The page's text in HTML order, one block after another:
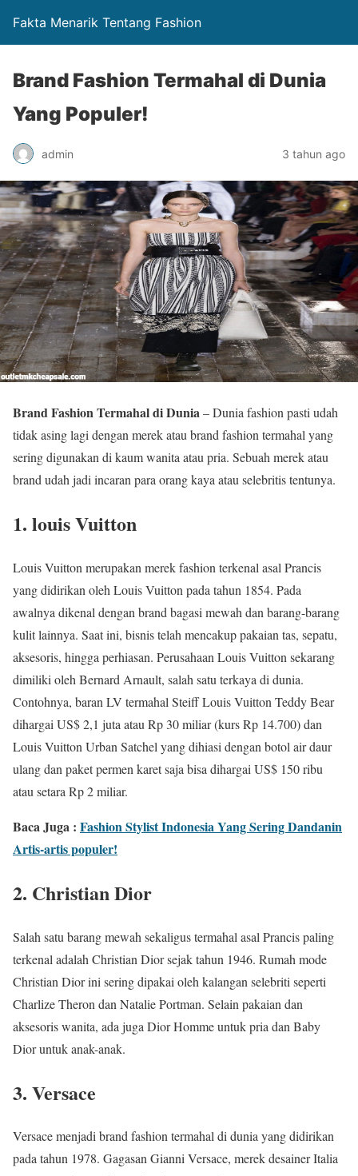
Fakta Menarik Tentang Fashion
Brand Fashion Termahal di Dunia
Yang Populer!
admin 3 tahun ago
Brand Fashion Termahal di Dunia– Dunia fashion pasti udah
tidak asing lagi dengan merek atau brand fashion termahal yang
sering digunakan di kaum wanita atau pria. Sebuah merek atau
brand udah jadi incaran para orang kaya atau selebritis tentunya.
1. louis Vuitton
Louis Vuitton merupakan merek fashion terkenal asal Prancis
yang didirikan oleh Louis Vuitton pada tahun 1854. Pada
awalnya dikenal dengan brand bagasi mewah dan barang-barang
kulit lainnya. Saat ini, bisnis telah mencakup pakaian tas, sepatu,
aksesoris, hingga perhiasan. Perusahaan Louis Vuitton sekarang
dimiliki oleh Bernard Arnault, salah satu terkaya di dunia.
Contohnya, baran LV termahal Steiff Louis Vuitton Teddy Bear
dihargai US$ 2,1 juta atau Rp 30 miliar (kurs Rp 14.700) dan
Louis Vuitton Urban Satchel yang dihiasi dengan botol air daur
ulang dan paket permen karet saja bisa dihargai US$ 150 ribu
atau setara Rp 2 miliar.
Baca Juga : Fashion Stylist Indonesia Yang Sering Dandanin
Artis-artis populer!
2. Christian Dior
Salah satu barang mewah sekaligus termahal asal Prancis paling
terkenal adalah Christian Dior sejak tahun 1946. Rumah mode
Christian Dior ini sering dipakai oleh kalangan selebriti seperti
Charlize Theron dan Natalie Portman. Selain pakaian dan
aksesoris wanita, ada juga Dior Homme untuk pria dan Baby
Dior untuk anak-anak.
3. Versace
Versace menjadi brand fashion termahal di dunia yang didirikan
pada tahun 1978. Gagasan Gianni Versace, merek desainer Italia